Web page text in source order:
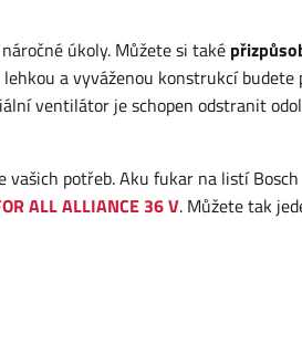
úkoly. Můžete si také
lehkou a vyváženou konstrukcí budete
ventilátor je schopen odstranit
potřeb. Aku fukar na listí Bosch
ALL ALLIANCE 36 V. Můžete tak